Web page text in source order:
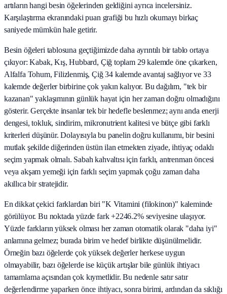
artıların hangi besin öğelerinden geldiğini ayrıca incelersiniz.
Karşılaştırma ekranındaki puan grafiği bu hızlı okumayı birkaç
saniyede mümkün hale getirir.
Besin öğeleri tablosuna geçtiğimizde daha ayrıntılı bir tablo ortaya
çıkıyor: Kabak, Kış, Hubbard, Çiğ toplam 29 kalemde öne çıkarken,
Alfalfa Tohum, Filizlenmiş, Çiğ 34 kalemde avantaj sağlıyor ve 33
kalemde değerler birbirine çok yakın kalıyor. Bu dağılım, "tek bir
kazanan" yaklaşımının günlük hayat için her zaman doğru olmadığını
gösterir. Gerçekte insanlar tek bir hedefle beslenmez; aynı anda enerji
dengesi, tokluk, sindirim, mikronutrient kalitesi ve bütçe gibi farklı
kriterleri düşünür. Dolayısıyla bu panelin doğru kullanımı, bir besini
mutlak şekilde diğerinden üstün ilan etmekten ziyade, ihtiyaç odaklı
seçim yapmak olmalı. Sabah kahvaltısı için farklı, antrenman öncesi
veya akşam yemeği için farklı seçim yapmak çoğu zaman daha
akıllıca bir stratejidir.
En dikkat çekici farklardan biri "K Vitamini (filokinon)" kaleminde
görülüyor. Bu noktada yüzde fark +2246.2% seviyesine ulaşıyor.
Yüzde farkların yüksek olması her zaman otomatik olarak "daha iyi"
anlamına gelmez; burada birim ve hedef birlikte düşünülmelidir.
Örneğin bazı öğelerde çok yüksek değerler herkese uygun
olmayabilir, bazı öğelerde ise küçük artışlar bile günlük ihtiyacı
tamamlama açısından çok kıymetlidir. Bu nedenle satır satır
değerlendirme yaparken önce ihtiyacı, sonra birimi, ardından da sıklığı